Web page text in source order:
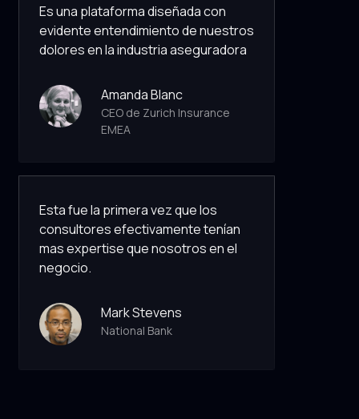
Es una plataforma diseñada con
evidente entendimiento de nuestros
dolores en la industria aseguradora
Amanda Blanc
CEO de Zurich Insurance
EMEA
Esta fue la primera vez que los
consultores efectivamente tenían
mas expertise que nosotros en el
negocio.
Mark Stevens
National Bank